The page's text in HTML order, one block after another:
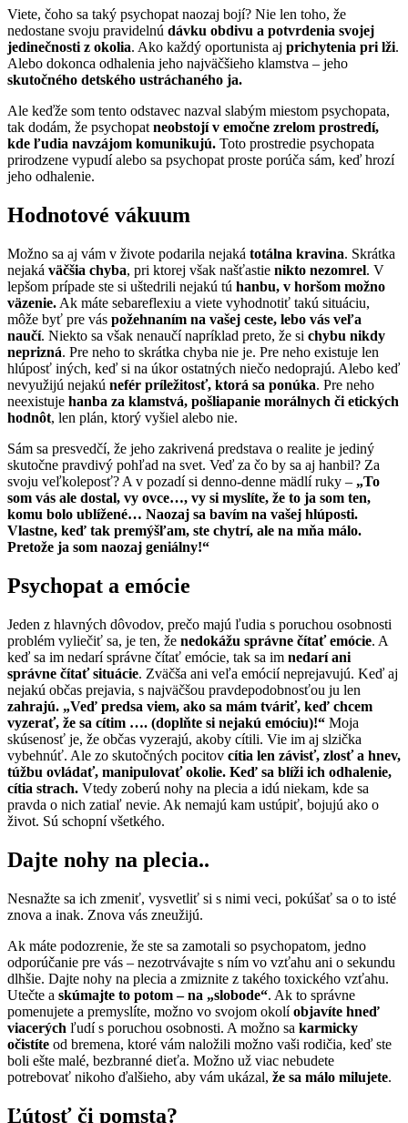
Viete, čoho sa taký psychopat naozaj bojí? Nie len toho, že
nedostane svoju pravidelnú dávku obdivu a potvrdenia svojej
jedinečnosti z okolia. Ako každý oportunista aj prichytenia pri lži.
Alebo dokonca odhalenia jeho najväčšieho klamstva – jeho
skutočného detského ustráchaného ja.
Ale keďže som tento odstavec nazval slabým miestom psychopata,
tak dodám, že psychopat neobstojí v emočne zrelom prostredí,
kde ľudia navzájom komunikujú. Toto prostredie psychopata
prirodzene vypudí alebo sa psychopat proste porúča sám, keď hrozí
jeho odhalenie.
Hodnotové vákuum
Možno sa aj vám v živote podarila nejaká totálna kravina. Skrátka
nejaká väčšia chyba, pri ktorej však našťastie nikto nezomrel. V
lepšom prípade ste si uštedrili nejakú tú hanbu, v horšom možno
väzenie. Ak máte sebareflexiu a viete vyhodnotiť takú situáciu,
môže byť pre vás požehnaním na vašej ceste, lebo vás veľa
naučí. Niekto sa však nenaučí napríklad preto, že si chybu nikdy
neprizná. Pre neho to skrátka chyba nie je. Pre neho existuje len
hlúposť iných, keď si na úkor ostatných niečo nedoprajú. Alebo keď
nevyužijú nejakú nefér príležitosť, ktorá sa ponúka. Pre neho
neexistuje hanba za klamstvá, pošliapanie morálnych či etických
hodnôt, len plán, ktorý vyšiel alebo nie.
Sám sa presvedčí, že jeho zakrivená predstava o realite je jediný
skutočne pravdivý pohľad na svet. Veď za čo by sa aj hanbil? Za
svoju veľkoleposť? A v pozadí si denno-denne mädlí ruky – „To
som vás ale dostal, vy ovce…, vy si myslíte, že to ja som ten,
komu bolo ublížené… Naozaj sa bavím na vašej hlúposti.
Vlastne, keď tak premýšľam, ste chytrí, ale na mňa málo.
Pretože ja som naozaj geniálny!“
Psychopat a emócie
Jeden z hlavných dôvodov, prečo majú ľudia s poruchou osobnosti
problém vyliečiť sa, je ten, že nedokážu správne čítať emócie. A
keď sa im nedarí správne čítať emócie, tak sa im nedarí ani
správne čítať situácie. Zväčša ani veľa emócií neprejavujú. Keď aj
nejakú občas prejavia, s najväčšou pravdepodobnosťou ju len
zahrajú. „Veď predsa viem, ako sa mám tváriť, keď chcem
vyzerať, že sa cítim …. (doplňte si nejakú emóciu)!“ Moja
skúsenosť je, že občas vyzerajú, akoby cítili. Vie im aj slzička
vybehnúť. Ale zo skutočných pocitov cítia len závisť, zlosť a hnev,
túžbu ovládať, manipulovať okolie. Keď sa blíži ich odhalenie,
cítia strach. Vtedy zoberú nohy na plecia a idú niekam, kde sa
pravda o nich zatiaľ nevie. Ak nemajú kam ustúpiť, bojujú ako o
život. Sú schopní všetkého.
Dajte nohy na plecia..
Nesnažte sa ich zmeniť, vysvetliť si s nimi veci, pokúšať sa o to isté
znova a inak. Znova vás zneužijú.
Ak máte podozrenie, že ste sa zamotali so psychopatom, jedno
odporúčanie pre vás – nezotrvávajte s ním vo vzťahu ani o sekundu
dlhšie. Dajte nohy na plecia a zmiznite z takého toxického vzťahu.
Utečte a skúmajte to potom – na „slobode“. Ak to správne
pomenujete a premyslíte, možno vo svojom okolíobjavíte hneď
viacerých ľudí s poruchou osobnosti. A možno sa karmicky
očistíte od bremena, ktoré vám naložili možno vaši rodičia, keď ste
boli ešte malé, bezbranné dieťa. Možno už viac nebudete
potrebovať nikoho ďalšieho, aby vám ukázal, že sa málo milujete.
Ľútosť či pomsta?